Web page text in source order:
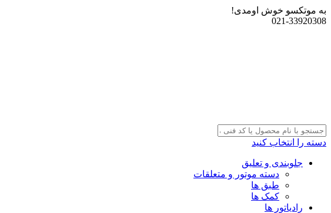
به موتکسو خوش اومدی!
021-33920308
دسته را انتخاب کنید
جلوبندی و تعلیق
دسته موتور و متعلقات
طبق ها
کمک ها
رادیاتور ها